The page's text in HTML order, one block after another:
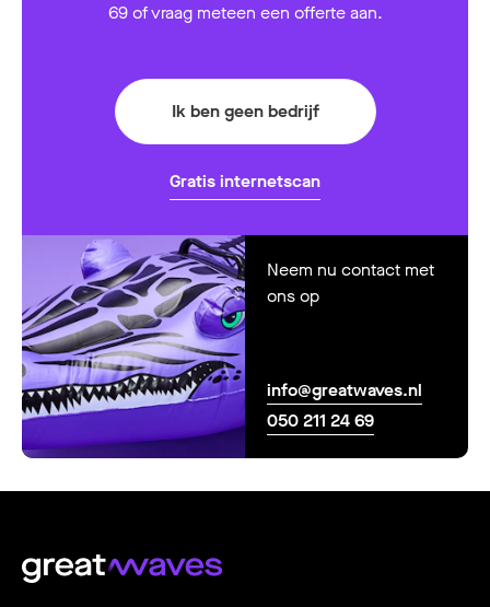
69 of vraag meteen een offerte aan.
Ik ben geen bedrijf
Gratis internetscan
Neem nu contact met
ons op
info@greatwaves.nl
050 211 24 69